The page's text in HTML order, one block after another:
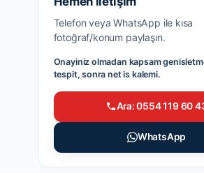
Telefon veya WhatsApp ile kısa
fotoğraf/konum paylaşın.
Onayiniz olmadan kapsam
tespit, sonra net is kalemi.
Ara: 0554 119 60
WhatsApp